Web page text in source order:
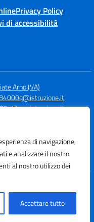
di navigazione,
e analizzare il nostro
al nostro utilizzo dei
Accettare tutto
Privacy Policy
di accessibilità
Arno (VA)